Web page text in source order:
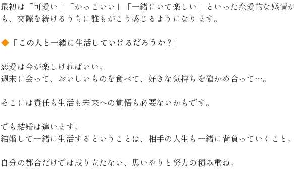
最初は「可愛い」「かっこいい」「一緒にいて楽しい」といった恋愛的な感情
も、交際を続けるうちに誰もがこう感じるようになります。
「この人と一緒に生活していけるだろうか？」
恋愛は今が楽しければいい。
週末に会って、おいしいものを食べて、好きな気持ちを確かめ合って…。
そこには責任も生活も未来への覚悟も必要ないかもです。
でも結婚は違います。
結婚して一緒に生活するということは、相手の人生も一緒に背負っていくこと
自分の都合だけでは成り立たない、思いやりと努力の積み重ね。